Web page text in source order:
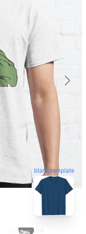
blank template